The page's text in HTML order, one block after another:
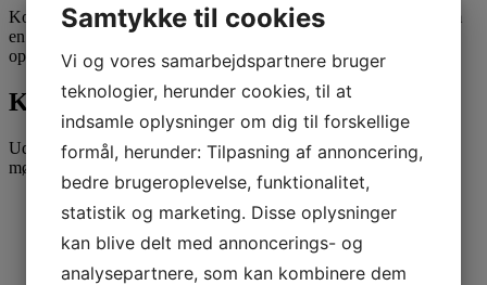
Konsekvensen af dommen var, at de ydede lån var at betragte som
en hævning i virksomhedsskatteordningen med beskatning af
opsparet overskud til følge.
Kontakt Attent
Udfyld formularen for at blive kontaktet vedr. et uforpligtende
møde.
Fulde navn*
Samtykke til cookies
Vi og vores samarbejdspartnere bruger
teknologier, herunder cookies, til at
indsamle oplysninger om dig til forskellige
formål, herunder: Tilpasning af annoncering,
bedre brugeroplevelse, funktionalitet,
statistik og marketing. Disse oplysninger
kan blive delt med annoncerings- og
analysepartnere, som kan kombinere dem